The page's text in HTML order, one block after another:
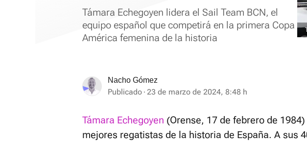
Támara Echegoyen lidera el Sail Team BCN, el
equipo español que competirá en la primera Copa
América femenina de la historia
Nacho Gómez
Publicado 23 de marzo de 2024, 8:48 h
Támara Echegoyen (Orense, 17 de febrero de
mejores regatistas de la historia de España. A sus